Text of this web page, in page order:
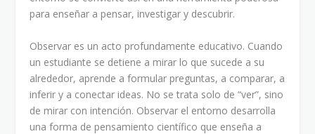
para enseñar a pensar, investigar y descubrir.
Observar es un acto profundamente educativo. Cuando
un estudiante se detiene a mirar lo que sucede a su
alrededor, aprende a formular preguntas, a comparar, a
inferir y a conectar ideas. No se trata solo de “ver”, sino
de mirar con intención. Observar el entorno desarrolla
una forma de pensamiento científico que enseña a